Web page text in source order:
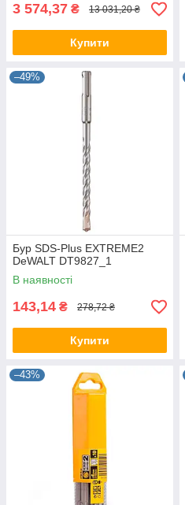
3 574,37 ₴ 13 031,20 ₴
Купити
–49%
Бур SDS-Plus EXTREME2
DeWALT DT9827_1
В наявності
143,14 ₴ 278,72 ₴
Купити
–43%